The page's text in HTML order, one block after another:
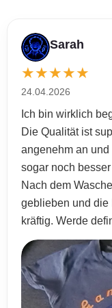
Sarah
★★★★★
24.04.2026
Ich bin wirklich
Die Qualität ist
angenehm an
sogar noch
Nach dem
geblieben und die
kräftig. Werde